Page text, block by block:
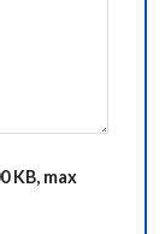
KB, max